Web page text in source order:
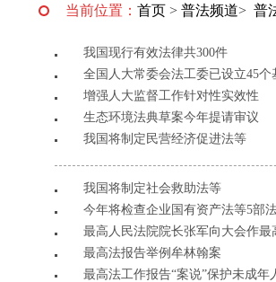
当前位置： 首页> 普法频道> 普
我国现行有效法律共300件
全国人大常委会法工委已设立45个
增强人大监督工作针对性实效性
生态环境法典草案今年提请审议
我国将制定民营经济促进法等
我国将制定社会救助法等
今年将检查企业国有资产法等5部
最高人民法院院长张军向大会作最
最高法报告举例牟林翰案
最高法工作报告“案说”保护未成年